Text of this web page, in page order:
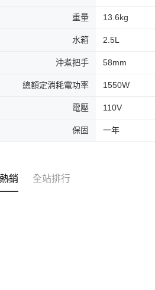
重量 13.6kg
水箱 2.5L
沖煮把手 58mm
總額定消耗電功率 1550W
電壓 110V
保固 一年
銷 全站排行